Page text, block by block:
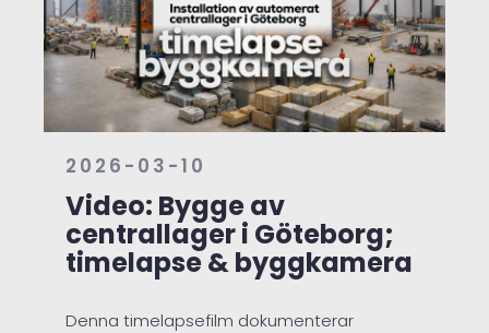
Video: Bygge av
centrallager i Göteborg;
timelapse & byggkamera
2026-03-10
Denna timelapsefilm dokumenterar